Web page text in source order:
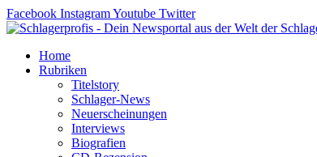
Zum
Inhalt
Facebook InstagramYoutube Twitter
Home
Rubriken
Titelstory
Schlager-News
Neuerscheinungen
Interviews
Biografien